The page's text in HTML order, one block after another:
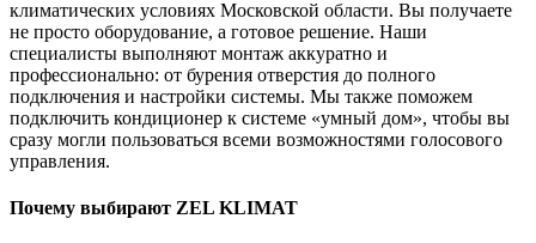
климатических условиях Московской области. Вы получаете
не просто оборудование, а готовое решение. Наши
специалисты выполняют монтаж аккуратно и
профессионально: от бурения отверстия до полного
подключения и настройки системы. Мы также поможем
подключить кондиционер к системе «умный дом», чтобы вы
сразу могли пользоваться всеми возможностями голосового
управления.
Почему выбирают ZEL KLIMAT